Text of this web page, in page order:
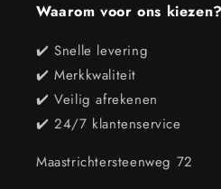
Waarom voor ons kiezen?
✔️ Snelle levering
✔️ Merkkwaliteit
✔️ Veilig afrekenen
✔️ 24/7 klantenservice
Maastrichtersteenweg 72